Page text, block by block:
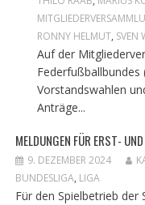
RONNY HELMUT, SVEN
Auf der
Vorstandswahlen
Anträge...
MELDUNGEN FÜR ERST-
9. DEZEMBER 2024
BUNDESLIGA, LIGA
Für den Spielbetrieb der